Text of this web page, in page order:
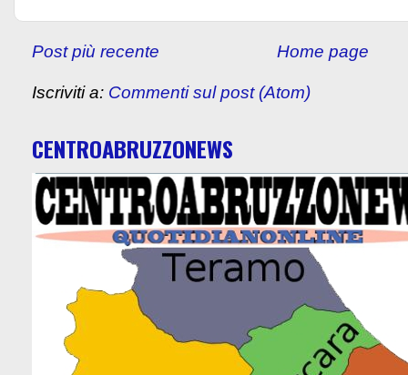
Post più recente Home page
Iscriviti a: Commenti sul post (Atom)
CENTROABRUZZONEWS